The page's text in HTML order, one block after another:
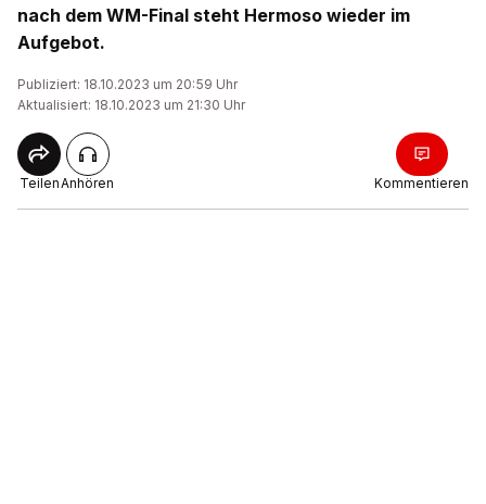
nach dem WM-Final steht Hermoso wieder im
Aufgebot.
Publiziert: 18.10.2023 um 20:59 Uhr
Aktualisiert: 18.10.2023 um 21:30 Uhr
TeilenAnhören Kommentieren